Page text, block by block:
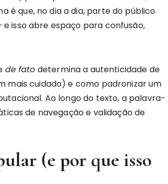
é que, no dia a dia, parte do público
e isso abre espaço para confusão,
de fato determina a autenticidade de
mais cuidado) e como padronizar um
Ao longo do texto, a palavra-
de navegação e validação de
(e por que isso